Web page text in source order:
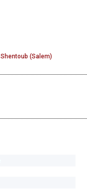
Shentoub (Salem)